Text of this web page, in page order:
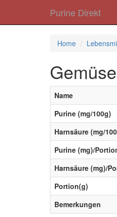
Purine Direkt
Home
Name
Purine (mg/100g)
Harnsäure (mg/
Purine (mg)/
Harnsäure (mg)/
Portion(g)
Bemerkungen